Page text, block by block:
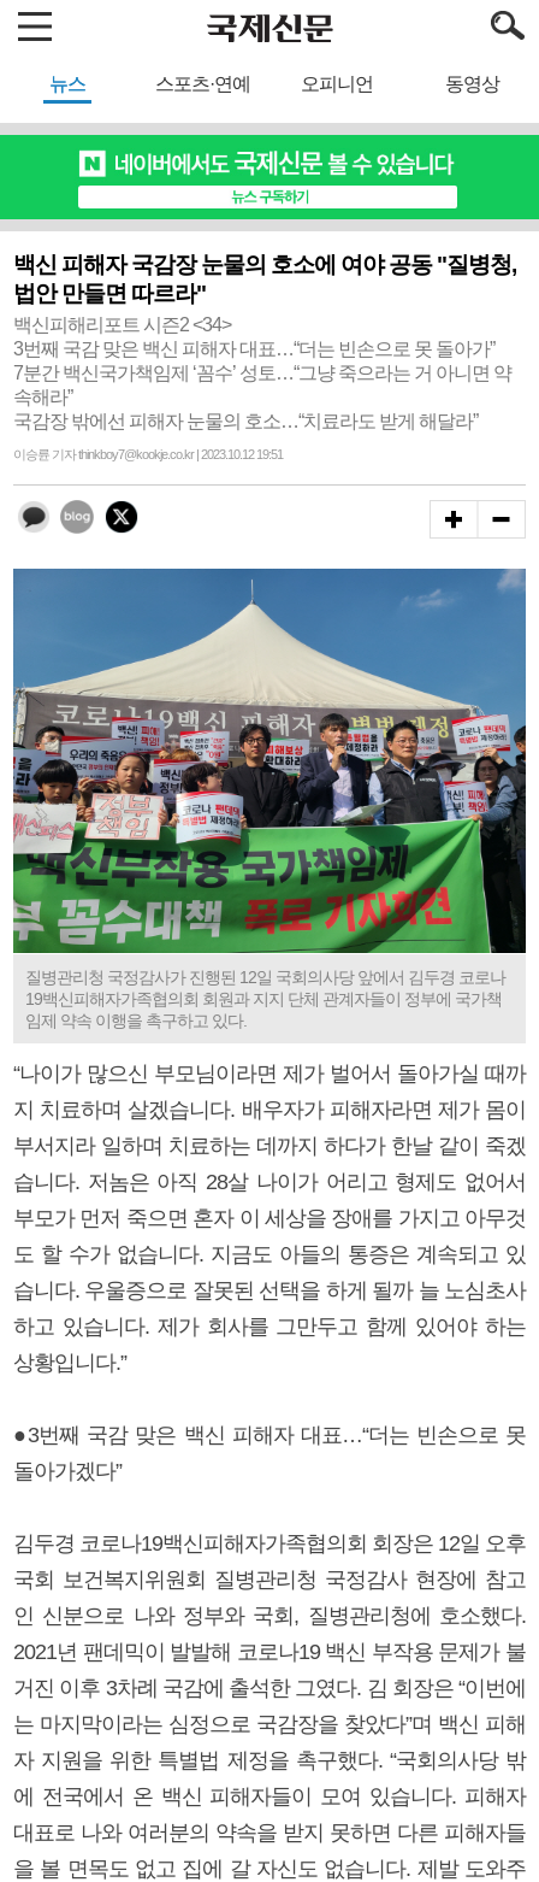
뉴스 스포츠·연예 오피니언 동영상
백신 피해자 국감장 눈물의 호소에 여야 공동 "질병청,
법안 만들면 따르라"
백신피해리포트 시즌2 <34>
3번째 국감 맞은 백신 피해자 대표…“더는 빈손으로 못 돌아가”
7분간 백신국가책임제 ‘꼼수’ 성토…“그냥 죽으라는 거 아니면 약
속해라”
국감장 밖에선 피해자 눈물의 호소…“치료라도 받게 해달라”
이승륜 기자 thinkboy7@kookje.co.kr | 2023.10.12 19:51
질병관리청 국정감사가 진행된 12일 국회의사당 앞에서 김두경 코로나
19백신피해자가족협의회 회원과 지지 단체 관계자들이 정부에 국가책
임제 약속 이행을 촉구하고 있다.
“나이가 많으신 부모님이라면 제가 벌어서 돌아가실 때까
지 치료하며 살겠습니다. 배우자가 피해자라면 제가 몸이
부서지라 일하며 치료하는 데까지 하다가 한날 같이 죽겠
습니다. 저놈은 아직 28살 나이가 어리고 형제도 없어서
부모가 먼저 죽으면 혼자 이 세상을 장애를 가지고 아무것
도 할 수가 없습니다. 지금도 아들의 통증은 계속되고 있
습니다. 우울증으로 잘못된 선택을 하게 될까 늘 노심초사
하고 있습니다. 제가 회사를 그만두고 함께 있어야 하는
상황입니다.”
●3번째 국감 맞은 백신 피해자 대표…“더는 빈손으로 못
돌아가겠다”
김두경 코로나19백신피해자가족협의회 회장은 12일 오후
국회 보건복지위원회 질병관리청 국정감사 현장에 참고
인 신분으로 나와 정부와 국회, 질병관리청에 호소했다.
2021년 팬데믹이 발발해 코로나19 백신 부작용 문제가 불
거진 이후 3차례 국감에 출석한 그였다. 김 회장은 “이번에
는 마지막이라는 심정으로 국감장을 찾았다”며 백신 피해
자 지원을 위한 특별법 제정을 촉구했다. “국회의사당 밖
에 전국에서 온 백신 피해자들이 모여 있습니다. 피해자
대표로 나와 여러분의 약속을 받지 못하면 다른 피해자들
을 볼 면목도 없고 집에 갈 자신도 없습니다. 제발 도와주